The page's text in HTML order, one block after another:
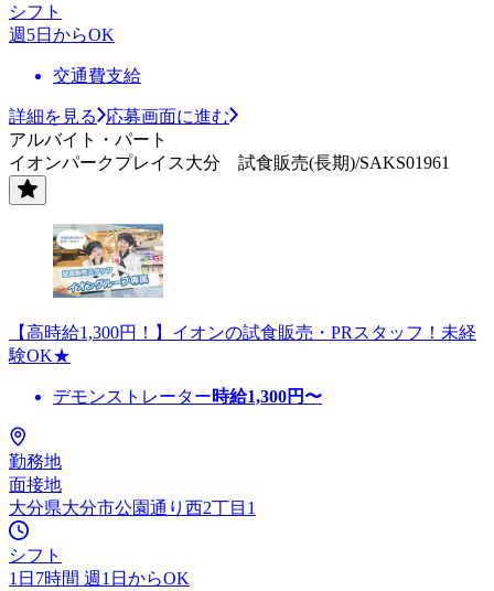
シフト
週5日からOK
交通費支給
詳細を見る
応募画面に進む
アルバイト・パート
イオンパークプレイス大分 試食販売(長期)/SAKS01961
【高時給1,300円！】イオンの試食販売・PRスタッフ！未経
験OK★
デモンストレーター時給1,300円〜
勤務地
面接地
大分県大分市公園通り西2丁目1
シフト
1日7時間 週1日からOK